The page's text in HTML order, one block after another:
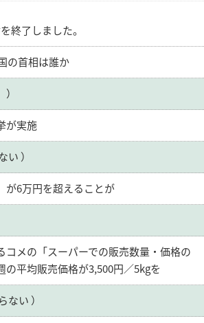
了しました。
の首相は誰か
が実施
）
が6万円を超えることが
コメの「スーパーでの販売数量・価格の
の平均販売価格が3,500円／5kgを
い ）